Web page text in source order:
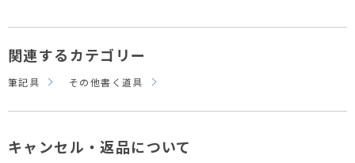
関連するカテゴリー
筆記具 その他書く道具
キャンセル・返品について